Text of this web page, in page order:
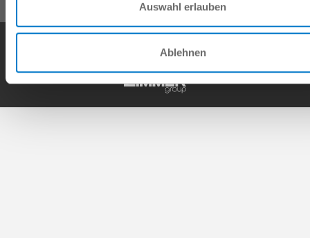
Auswahl erlauben
Ablehnen
일반거래조건 개인정보 보호정책 사이트 정보 연락처
Copyright © ZIMMER GROUP 2026